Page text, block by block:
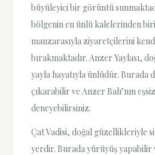
büyüleyici bir görüntü
bölgenin en ünlü kalelerinden
manzarasıyla ziyaretçilerini
bırakmaktadır. Anzer Yaylası,
yayla hayatıyla ünlüdür. Burada
çıkarabilir ve Anzer Balı’nın
deneyebilirsiniz.
Çat Vadisi, doğal güzellikleriyle
yerdir. Burada yürüyüş yapabilir